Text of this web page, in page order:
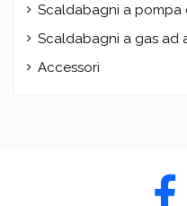
Scaldabagni a pompa
Scaldabagni a gas ad
Accessori